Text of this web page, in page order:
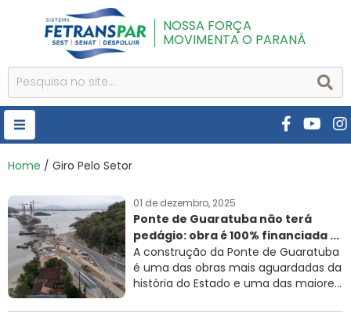
NOSSA FORÇA
MOVIMENTA O PARANÁ
HOME
PUBLICAÇÕES
CURSOS E EVENTOS
SEST SENAT
DESPOLUIR
Home / Giro Pelo Setor
01 de dezembro, 2025
Ponte de Guaratuba não terá
pedágio: obra é 100% financiada ...
A construção da Ponte de Guaratuba
é uma das obras mais aguardadas da
história do Estado e uma das maiore...